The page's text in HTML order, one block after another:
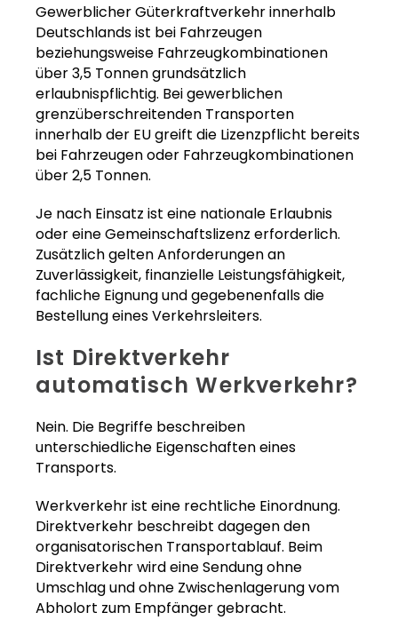
Gewerblicher Güterkraftverkehr innerhalb
Deutschlands ist bei Fahrzeugen
beziehungsweise Fahrzeugkombinationen
über 3,5 Tonnen grundsätzlich
erlaubnispflichtig. Bei gewerblichen
grenzüberschreitenden Transporten
innerhalb der EU greift die Lizenzpflicht bereits
bei Fahrzeugen oder Fahrzeugkombinationen
über 2,5 Tonnen.
Je nach Einsatz ist eine nationale Erlaubnis
oder eine Gemeinschaftslizenz erforderlich.
Zusätzlich gelten Anforderungen an
Zuverlässigkeit, finanzielle Leistungsfähigkeit,
fachliche Eignung und gegebenenfalls die
Bestellung eines Verkehrsleiters.
Ist Direktverkehr
automatisch Werkverkehr?
Nein. Die Begriffe beschreiben
unterschiedliche Eigenschaften eines
Transports.
Werkverkehr ist eine rechtliche Einordnung.
Direktverkehr beschreibt dagegen den
organisatorischen Transportablauf. Beim
Direktverkehr wird eine Sendung ohne
Umschlag und ohne Zwischenlagerung vom
Abholort zum Empfänger gebracht.